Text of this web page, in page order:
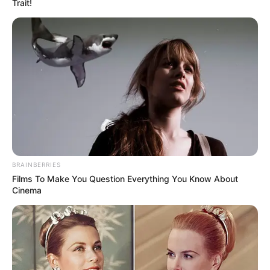
Περισσότερα νέα από την Εύβοια
Τραγωδία έξω από τη Χαλκίδα με νεκρό άντρα
Εύβοια: Θλίψη για γνωστό επαγγελματία που
έφυγε από την ζωή
ΣΟΚ: Γυναίκα έπεσε από την υψηλή γέφυρα
Χαλκίδας
Ακολουθήστε το evianews.com στο
Google
News
Trait!
BRAINBERRIES
Films To Make You Question Everything You Know About
Cinema